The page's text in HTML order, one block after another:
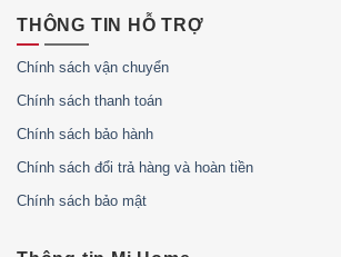
Các dữ liệu thu thập tự động đồng bộ với
Fitness, giúp bạn dễ dàng theo dõi và
THÔNG TIN HỖ TRỢ
Chính sách vận chuyển
Chính sách thanh toán
Chính sách bảo hành
Chính sách đổi trả hàng và hoàn tiền
Chính sách bảo mật